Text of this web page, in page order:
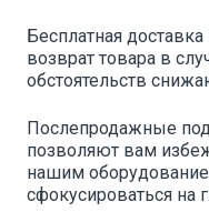
Бесплатная
возврат товара в
обстоятельств
Послепродажные
позволяют вам
нашим
сфокусироваться на